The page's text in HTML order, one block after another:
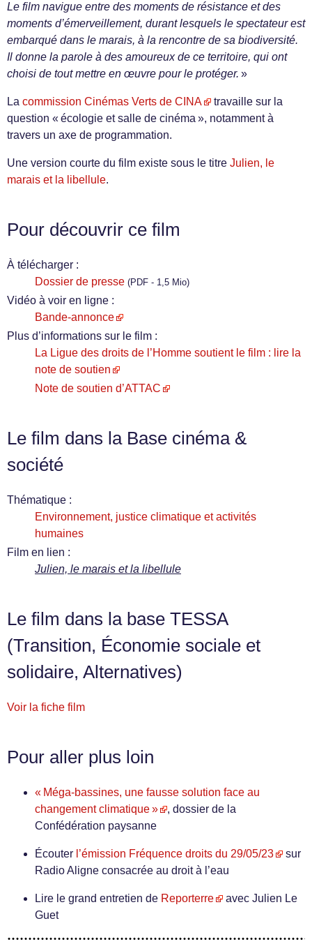
Le film navigue entre des moments de résistance et des
moments d’émerveillement, durant lesquels le spectateur est
embarqué dans le marais, à la rencontre de sa biodiversité.
Il donne la parole à des amoureux de ce territoire, qui ont
choisi de tout mettre en œuvre pour le protéger. »
La commission Cinémas Verts de CINA
travaille sur la
question « écologie et salle de cinéma », notamment à
travers un axe de programmation.
Une version courte du film existe sous le titre Julien, le
marais et la libellule.
Pour découvrir ce film
À télécharger :
Dossier de presse (PDF - 1,5 Mio)
Vidéo à voir en ligne :
Bande-annonce
Plus d’informations sur le film :
La Ligue des droits de l’Homme soutient le film : lire la
note de soutien
Note de soutien d’ATTAC
Le film dans la Base cinéma &
société
Thématique :
Environnement, justice climatique et activités
humaines
Film en lien :
Julien, le marais et la libellule
Le film dans la base TESSA
(Transition, Économie sociale et
solidaire, Alternatives)
Voir la fiche film
Pour aller plus loin
« Méga-bassines, une fausse solution face au
changement climatique »
, dossier de la
Confédération paysanne
Écouter l’émission Fréquence droits du 29/05/23
sur
Radio Aligne consacrée au droit à l’eau
Lire le grand entretien de Reporterre
avec Julien Le
Guet